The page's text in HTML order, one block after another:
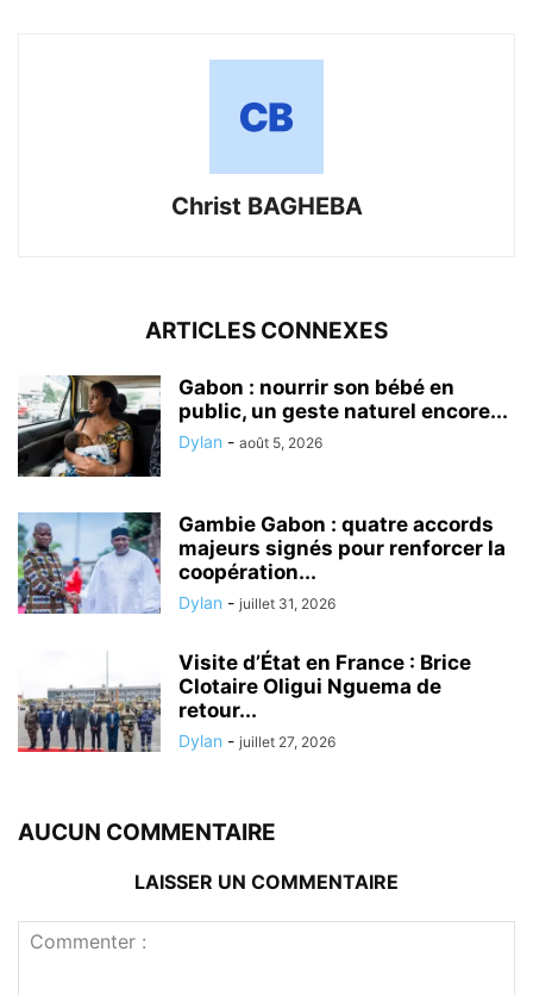
Christ BAGHEBA
ARTICLES CONNEXES
Gabon : nourrir son bébé en
public, un geste naturel encore...
Dylan - août 5, 2026
Gambie Gabon : quatre accords
majeurs signés pour renforcer la
coopération...
Dylan - juillet 31, 2026
Visite d’État en France : Brice
Clotaire Oligui Nguema de
retour...
Dylan - juillet 27, 2026
AUCUN COMMENTAIRE
LAISSER UN COMMENTAIRE